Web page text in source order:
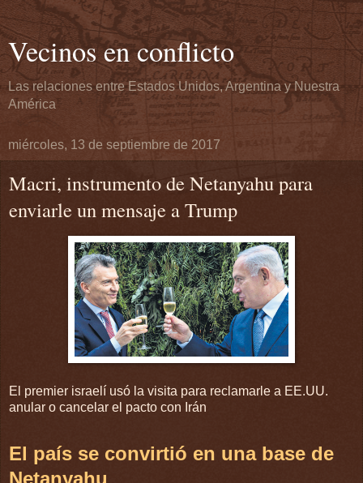
Vecinos en conflicto
Las relaciones entre Estados Unidos, Argentina y Nuestra
América
miércoles, 13 de septiembre de 2017
Macri, instrumento de Netanyahu para
enviarle un mensaje a Trump
El premier israelí usó la visita para reclamarle a EE.UU.
anular o cancelar el pacto con Irán
El país se convirtió en una base de
Netanyahu